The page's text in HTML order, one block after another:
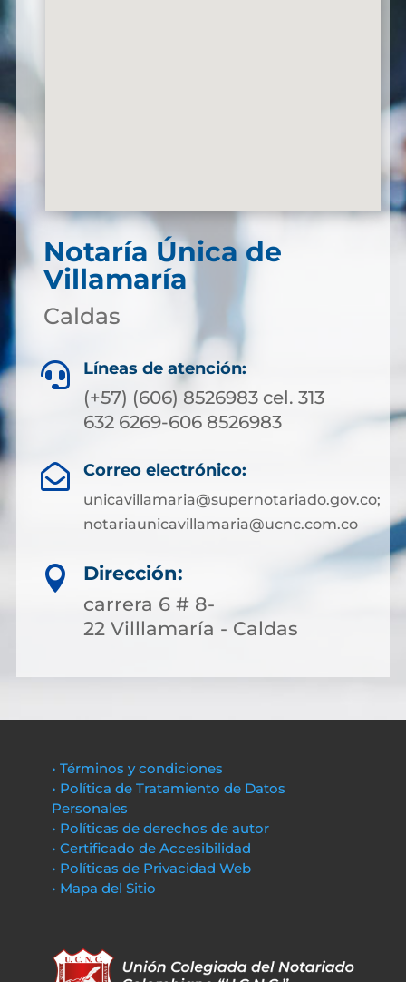
Notaría Única de
Villamaría
Caldas
 Líneas de atención:
(+57) (606) 8526983 cel. 313
632 6269-606 8526983
 Correo electrónico:
unicavillamaria@supernotariado.gov.co;
notariaunicavillamaria@ucnc.com.co

Dirección:
carrera 6 # 8-
22 Villlamaría - Caldas
• Términos y condiciones
• Política de Tratamiento de Datos
Personales
• Políticas de derechos de autor
• Certificado de Accesibilidad
• Políticas de Privacidad Web
• Mapa del Sitio